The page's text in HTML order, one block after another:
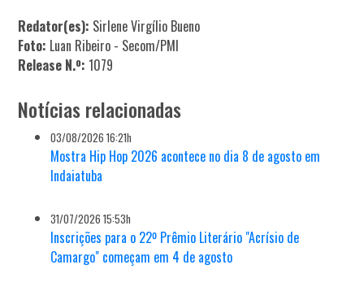
Redator(es): Sirlene Virgílio Bueno
Foto: Luan Ribeiro - Secom/PMI
Release N.º: 1079
Notícias relacionadas
03/08/2026 16:21h
Mostra Hip Hop 2026 acontece no dia 8 de agosto em
Indaiatuba
31/07/2026 15:53h
Inscrições para o 22º Prêmio Literário "Acrísio de
Camargo" começam em 4 de agosto